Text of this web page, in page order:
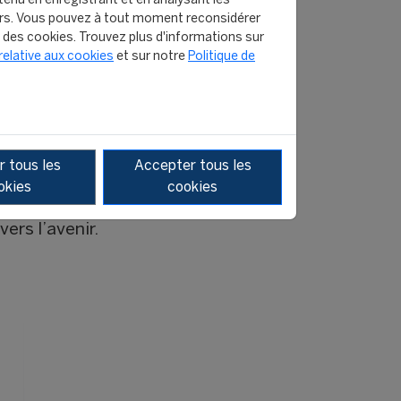
et formation en
de Football.
de l’INSEPS, Pr
sportif.
ci rejoignent ainsi les
pays et représente plus
sénégalais, et plus
l’avenir.
Vous pouvez à tout moment reconsidérer
cookies. Trouvez plus d'informations sur
aux cookies et sur notre Politique de
tous les
Accepter tous les
cookies